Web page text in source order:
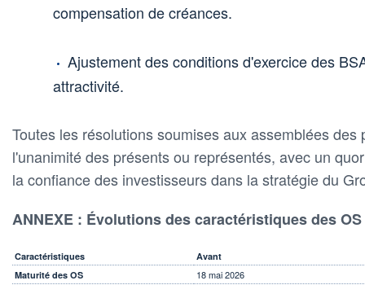
compensation de créances.
Ajustement des conditions d'exercice des
attractivité.
Toutes les résolutions soumises aux assemblées
l'unanimité des présents ou représentés, avec un
la confiance des investisseurs dans la stratégie du
ANNEXE : Évolutions des caractéristiques des
Caractéristiques
Avant
Maturité des OS
18 mai 2026